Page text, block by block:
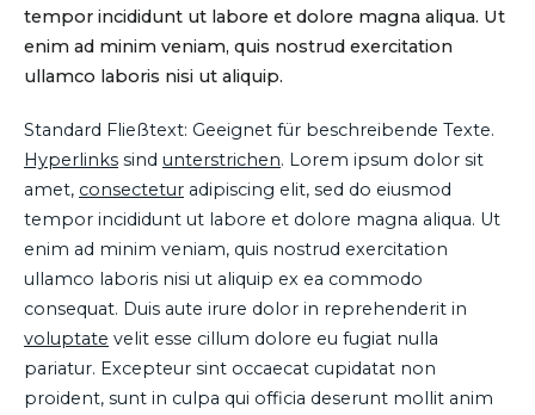
tempor incididunt ut labore et dolore magna aliqua. Ut
enim ad minim veniam, quis nostrud exercitation
ullamco laboris nisi ut aliquip.
Standard Fließtext: Geeignet für beschreibende Texte.
Hyperlinks sind unterstrichen. Lorem ipsum dolor sit
amet, consectetur adipiscing elit, sed do eiusmod
tempor incididunt ut labore et dolore magna aliqua. Ut
enim ad minim veniam, quis nostrud exercitation
ullamco laboris nisi ut aliquip ex ea commodo
consequat. Duis aute irure dolor in reprehenderit in
voluptate velit esse cillum dolore eu fugiat nulla
pariatur. Excepteur sint occaecat cupidatat non
proident, sunt in culpa qui officia deserunt mollit anim